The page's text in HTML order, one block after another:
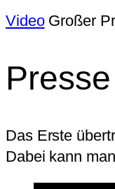
Video Großer
Das Erste
Dabei kann